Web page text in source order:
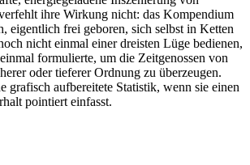
ihre Wirkung nicht: das Kompendium
eigentlich frei geboren, sich selbst in Ketten
nicht einmal einer dreisten Lüge bedienen,
formulierte, um die Zeitgenossen von
oder tieferer Ordnung zu überzeugen.
grafisch aufbereitete Statistik, wenn sie einen
pointiert einfasst.